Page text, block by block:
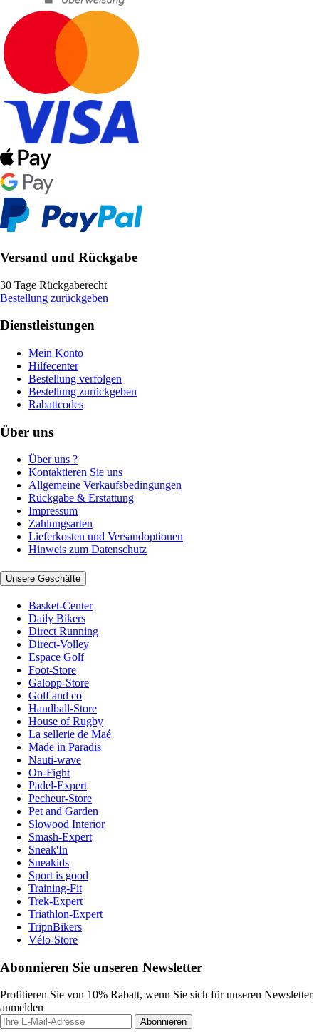
Versand und Rückgabe
30 Tage Rückgaberecht
Bestellung zurückgeben
Dienstleistungen
Mein Konto
Hilfecenter
Bestellung verfolgen
Bestellung zurückgeben
Rabattcodes
Über uns
Über uns ?
Kontaktieren Sie uns
Allgemeine Verkaufsbedingungen
Rückgabe & Erstattung
Impressum
Zahlungsarten
Lieferkosten und Versandoptionen
Hinweis zum Datenschutz
Unsere Geschäfte
Basket-Center
Daily Bikers
Direct Running
Direct-Volley
Espace Golf
Foot-Store
Galopp-Store
Golf and co
Handball-Store
House of Rugby
La sellerie de Maé
Made in Paradis
Nauti-wave
On-Fight
Padel-Expert
Pecheur-Store
Pet and Garden
Slowood Interior
Smash-Expert
Sneak'In
Sneakids
Sport is good
Training-Fit
Trek-Expert
Triathlon-Expert
TripnBikers
Vélo-Store
Abonnieren Sie unseren Newsletter
Profitieren Sie von 10% Rabatt, wenn Sie sich für unseren Newsletter
anmelden
Abonnieren